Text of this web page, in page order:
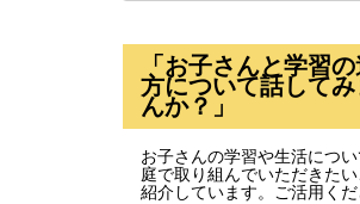
「お子さんと学習
方について話して
んか？」
お子さんの学習や生活につ
庭で取り組んでいただきた
紹介しています。ご活用くだ